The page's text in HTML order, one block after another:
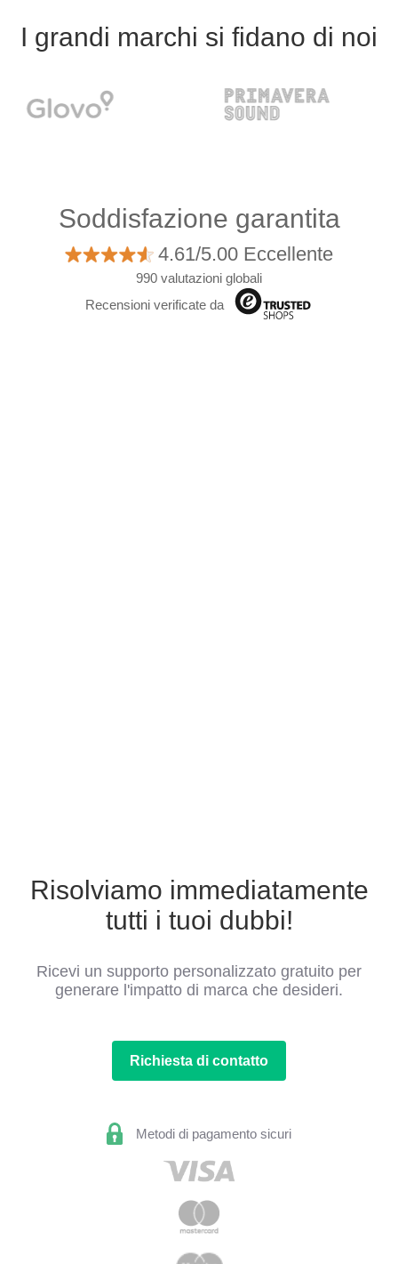
I grandi marchi si fidano di noi
Soddisfazione garantita
4.61/5.00 Eccellente
990 valutazioni globali
Recensioni verificate da
Risolviamo immediatamente
tutti i tuoi dubbi!
Ricevi un supporto personalizzato gratuito per
generare l'impatto di marca che desideri.
Richiesta di contatto
Metodi di pagamento sicuri